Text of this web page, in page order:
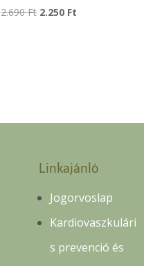
2.690Ft Original
2.250 Ft
Linkajánló
Jogorvoslap
Kardiovaszkulári
s prevenció és